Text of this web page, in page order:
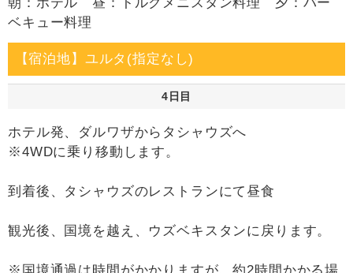
ベキュー料理
【宿泊地】ユルタ(指定なし)
4日目
ホテル発、ダルワザからタシャウズへ
※4WDに乗り移動します。
到着後、タシャウズのレストランにて昼食
観光後、国境を越え、ウズベキスタンに戻ります。